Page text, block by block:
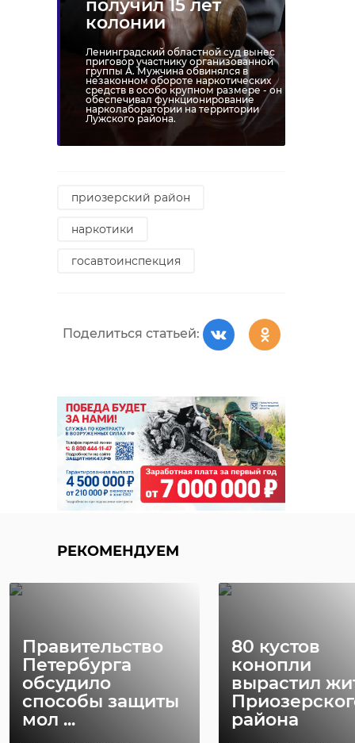
получил 15 лет
колонии
Ленинградский областной суд вынес
приговор участнику организованной
группы А. Мужчина обвинялся в
незаконном обороте наркотических
средств в особо крупном размере - он
обеспечивал функционирование
нарколаборатории на территории
Лужского района.
приозерский район
наркотики
госавтоинспекция
Поделиться статьей:
РЕКОМЕНДУЕМ
Правительство
Петербурга
обсудило
способы защиты
мол ...
80 кустов
конопли
вырастил
района